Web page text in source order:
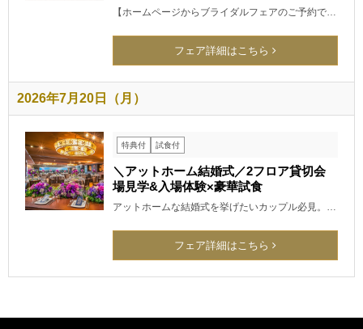
【ホームページからブライダルフェアのご予約で…
フェア詳細はこちら
2026年7月20日（月）
特典付 試食付
＼アットホーム結婚式／2フロア貸切会
場見学&入場体験×豪華試食
アットホームな結婚式を挙げたいカップル必見。…
フェア詳細はこちら